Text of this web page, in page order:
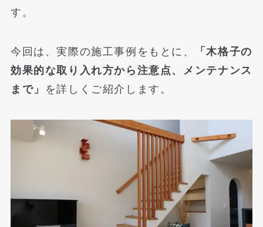
す。
今回は、実際の施工事例をもとに、
「木格子の
効果的な取り入れ方から注意点、メンテナンス
まで」
を詳しくご紹介します。